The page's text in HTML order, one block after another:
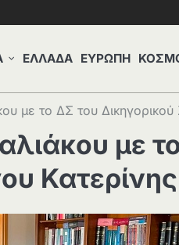
ΕΛΛΑΔΑ ΕΥΡΩΠΗ
με το ΔΣ του Δικηγορικού
με
Κατερίνης